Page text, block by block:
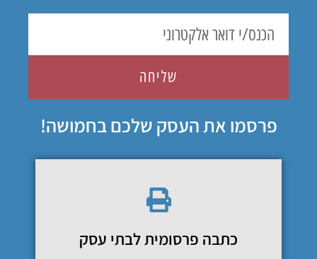
שליחה
פרסמו את העסק שלכם בחמושה!
כתבה פרסומית לבתי עסק